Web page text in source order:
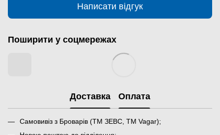
Написати відгук
Поширити у соцмережах
Доставка Оплата
Самовивіз з Броварів (ТМ ЗЕВС, ТМ Vagar);